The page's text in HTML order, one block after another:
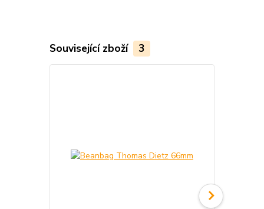
Související zboží 3